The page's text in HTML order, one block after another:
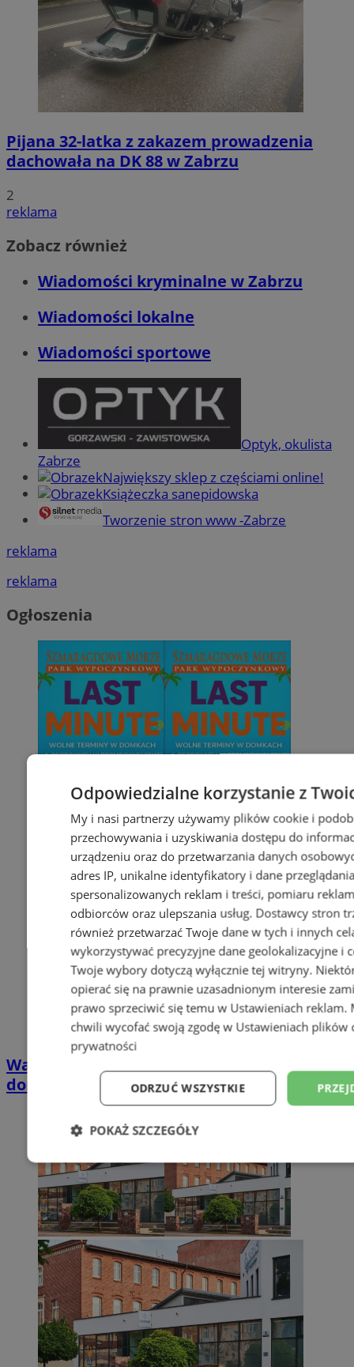
Pijana 32-latka z zakazem prowadzenia
dachowała na DK 88 w Zabrzu
2
reklama
Zobacz również
Wiadomości kryminalne w Zabrzu
Wiadomości lokalne
Wiadomości sportowe
Optyk, okulista
Zabrze
Największy sklep z częściami online!
Książeczka sanepidowska
Tworzenie stron www -Zabrze
reklama
reklama
Ogłoszenia
Wakacyjny wypoczynek nad Bałtykiem w
domkach Szmaragdowe Morze
Odpowiedzialne korzystanie z
My i nasi partnerzy używamy plików cookie i
przechowywania i uzyskiwania dostępu do
urządzeniu oraz do przetwarzania danych
adres IP, unikalne identyfikatory i dane
spersonalizowanych reklam i treści, pomiaru
odbiorców oraz ulepszania usług. Dostawcy stron
również przetwarzać Twoje dane w tych i innych
wykorzystywać precyzyjne dane geolokalizacyjne i
Twoje wybory dotyczą wyłącznie tej witryny.
opierać się na prawnie uzasadnionym interesie
prawo sprzeciwić się temu w Ustawieniach reklam.
chwili wycofać swoją zgodę w Ustawieniach plików
prywatności
ODRZUĆ WSZYSTKIE
POKAŻ SZCZEGÓŁY
Niezbędne Wydajność
Niesklasyfikowane
Niezbędne Wydajność Targetowanie